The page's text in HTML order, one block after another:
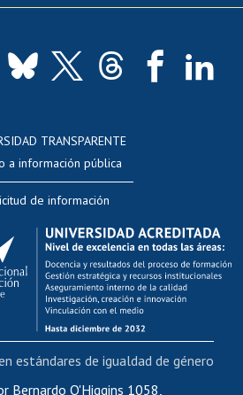
Docentes
docente
académica
al AUCAI
os
internos de capacitación
del personal
de movilidad interna
de renta
TRANSPARENTE
a información pública
de información
Bernardo O'Higgins 1058,
estándares de igualdad de género